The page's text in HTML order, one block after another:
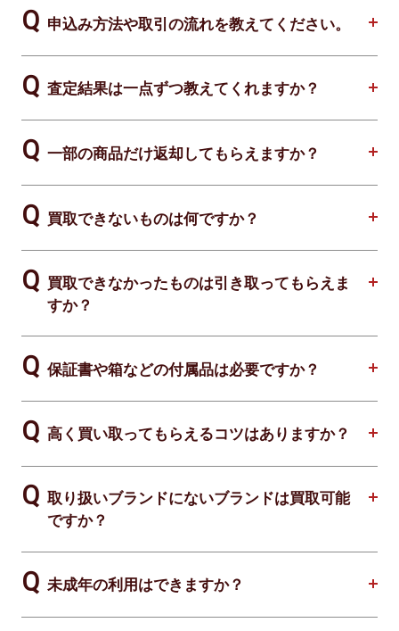
申込み方法や取引の流れを教えてください。
査定結果は一点ずつ教えてくれますか？
一部の商品だけ返却してもらえますか？
買取できないものは何ですか？
買取できなかったものは引き取ってもらえま
すか？
保証書や箱などの付属品は必要ですか？
高く買い取ってもらえるコツはありますか？
取り扱いブランドにないブランドは買取可能
ですか？
未成年の利用はできますか？